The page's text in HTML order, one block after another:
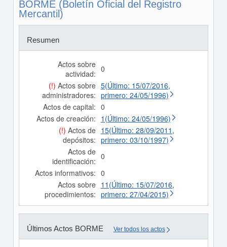
BORME (Boletín Oficial del Registro
Mercantil)
Resumen
Actos sobre
actividad: 0
(!) Actos sobre
administradores:
5(Último: 15/07/2016,
primero: 24/05/1996)
Actos de capital: 0
Actos de creación: 1(Último: 24/05/1996)
(!) Actos de
depósitos:
15(Último: 28/09/2011,
primero: 03/10/1997)
Actos de
identificación: 0
Actos informativos: 0
Actos sobre
procedimientos:
11(Último: 15/07/2016,
primero: 27/04/2015)
Últimos Actos BORME Ver todos los actos